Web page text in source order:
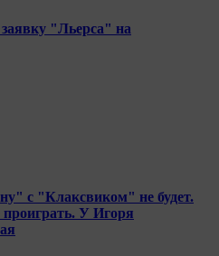
"Льерса" на
с "Клаксвиком" не будет.
У Игоря